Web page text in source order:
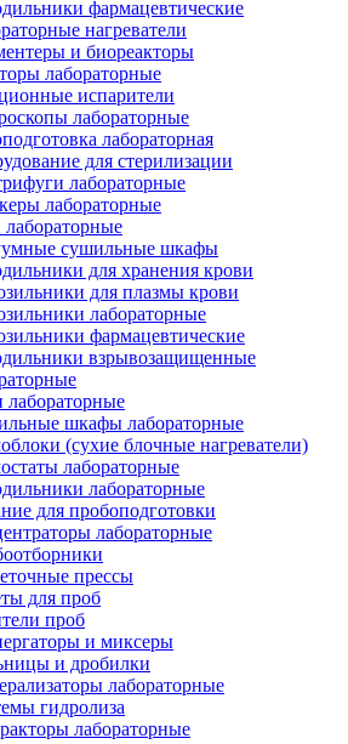
фармацевтические
нагреватели
и биореакторы
лабораторные
испарители
лабораторные
лабораторная
для стерилизации
лабораторные
лабораторные
лабораторные
сушильные шкафы
для хранения крови
для плазмы крови
лабораторные
фармацевтические
взрывозащищенные
лабораторные
шкафы лабораторные
(сухие блочные нагреватели)
лабораторные
лабораторные
для пробоподготовки
лабораторные
прессы
для проб
проб
и миксеры
и дробилки
лабораторные
гидролиза
лабораторные